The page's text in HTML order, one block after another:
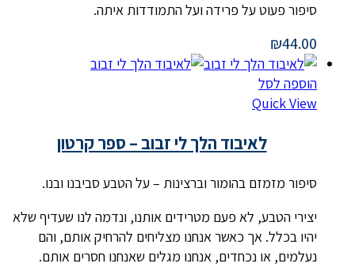
סיפור פעוט על פרידה ועל התמודדות איתה.
₪44.00
הוספה לסל
Quick View
לאיבוד הלך לי זבוב – ספר קרטון
סיפור מזמזם בהומור וברצינות – על הטבע סביבנו ובנו.
יצירי הטבע, לא פעם מטרידים אותנו, ונדמה לנו שעדיף שלא
יהיו בכלל. אך כאשר אנחנו מצליחים להרחיק אותם, והם
נעלמים, או נכחדים, אנחנו מגלים שאנחנו חסרים אותם.